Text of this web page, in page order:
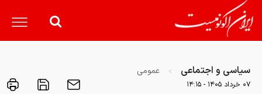
سیاسی و اجتماعی عمومی
۰۷ خرداد ۱۴۰۵ - ۱۴:۱۵